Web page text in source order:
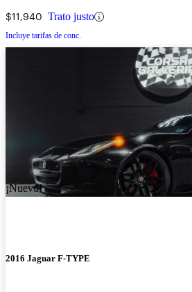
$11,940 Trato justo
Incluye tarifas de conc.
¡Nuevo!
2016 Jaguar F-TYPE